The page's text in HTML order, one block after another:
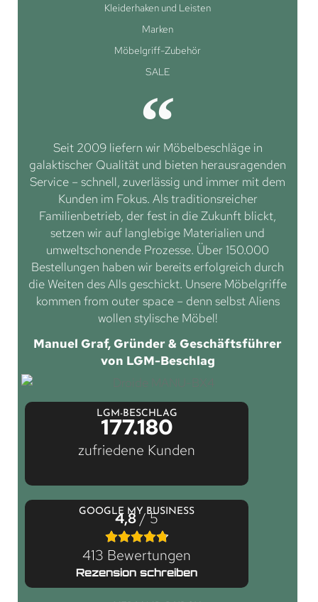
Kleiderhaken und Leisten
Marken
Möbelgriff-Zubehör
SALE
Seit 2009 liefern wir Möbelbeschläge in
galaktischer Qualität und bieten herausragenden
Service – schnell, zuverlässig und immer mit dem
Kunden im Fokus. Als traditionsreicher
Familienbetrieb, der fest in die Zukunft blickt,
setzen wir auf langlebige Materialien und
umweltschonende Prozesse. Über 150.000
Bestellungen haben wir bereits erfolgreich durch
die Weiten des Alls geschickt. Unsere Möbelgriffe
kommen from outer space – denn selbst Aliens
wollen stylische Möbel!
Manuel Graf, Gründer & Geschäftsführer
von LGM-Beschlag
LGM-BESCHLAG
177.180
zufriedene Kunden
GOOGLE MY BUSINESS
4,8/ 5
413 Bewertungen
Rezension schreiben